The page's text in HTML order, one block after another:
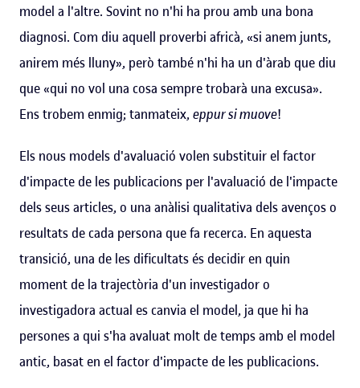
model a l'altre. Sovint no n'hi ha prou amb una bona
diagnosi. Com diu aquell proverbi africà, «si anem junts,
anirem més lluny», però també n'hi ha un d'àrab que diu
que «qui no vol una cosa sempre trobarà una excusa».
Ens trobem enmig; tanmateix, eppur si muove!
Els nous models d'avaluació volen substituir el factor
d'impacte de les publicacions per l'avaluació de l'impacte
dels seus articles, o una anàlisi qualitativa dels avenços o
resultats de cada persona que fa recerca. En aquesta
transició, una de les dificultats és decidir en quin
moment de la trajectòria d'un investigador o
investigadora actual es canvia el model, ja que hi ha
persones a qui s'ha avaluat molt de temps amb el model
antic, basat en el factor d'impacte de les publicacions.